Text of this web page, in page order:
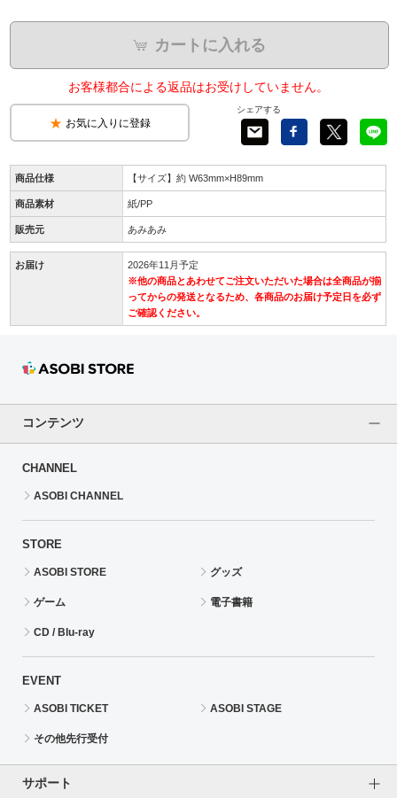
カートに入れる
お客様都合による返品はお受けしていません。
お気に入りに登録
シェアする
商品仕様 【サイズ】約 W63mm×H89mm
商品素材 紙/PP
販売元 あみあみ
お届け
2026年11月予定
※他の商品とあわせてご注文いただいた場合は全商品が揃
ってからの発送となるため、各商品のお届け予定日を必ず
ご確認ください。
コンテンツ
CHANNEL
ASOBI CHANNEL
STORE
ASOBI STORE グッズ
ゲーム 電子書籍
CD / Blu-ray
EVENT
ASOBI TICKET ASOBI STAGE
その他先行受付
サポート